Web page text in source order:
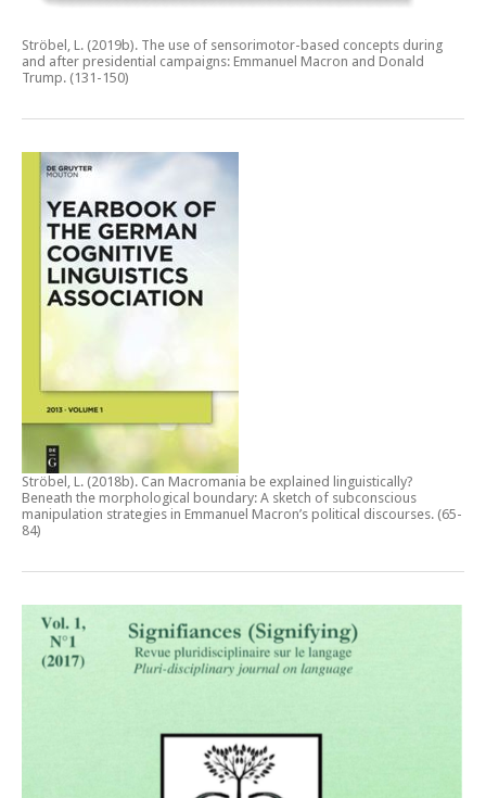
Ströbel, L. (2019b). The use of sensorimotor-based concepts during
and after presidential campaigns: Emmanuel Macron and Donald
Trump. (131-150)
Ströbel, L. (2018b). Can Macromania be explained linguistically?
Beneath the morphological boundary: A sketch of subconscious
manipulation strategies in Emmanuel Macron’s political discourses. (65-
84)